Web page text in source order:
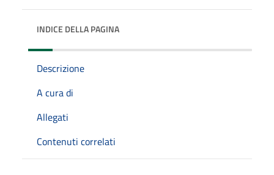
INDICE DELLA PAGINA
Descrizione
A cura di
Allegati
Contenuti correlati